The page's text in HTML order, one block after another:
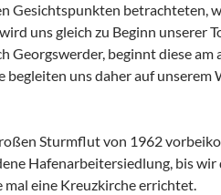
Gesichtspunkten betrachteten,
uns gleich zu Beginn unserer
Georgswerder, beginnt diese
uns daher auf unserem
Sturmflut von 1962
Hafenarbeitersiedlung, bis wir
eine Kreuzkirche errichtet.